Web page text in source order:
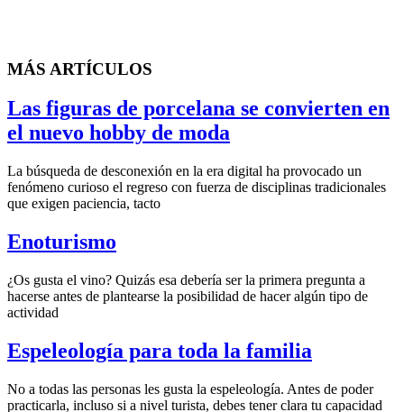
MÁS ARTÍCULOS
Las figuras de porcelana se convierten en
el nuevo hobby de moda
La búsqueda de desconexión en la era digital ha provocado un
fenómeno curioso el regreso con fuerza de disciplinas tradicionales
que exigen paciencia, tacto
Enoturismo
¿Os gusta el vino? Quizás esa debería ser la primera pregunta a
hacerse antes de plantearse la posibilidad de hacer algún tipo de
actividad
Espeleología para toda la familia
No a todas las personas les gusta la espeleología. Antes de poder
practicarla, incluso si a nivel turista, debes tener clara tu capacidad